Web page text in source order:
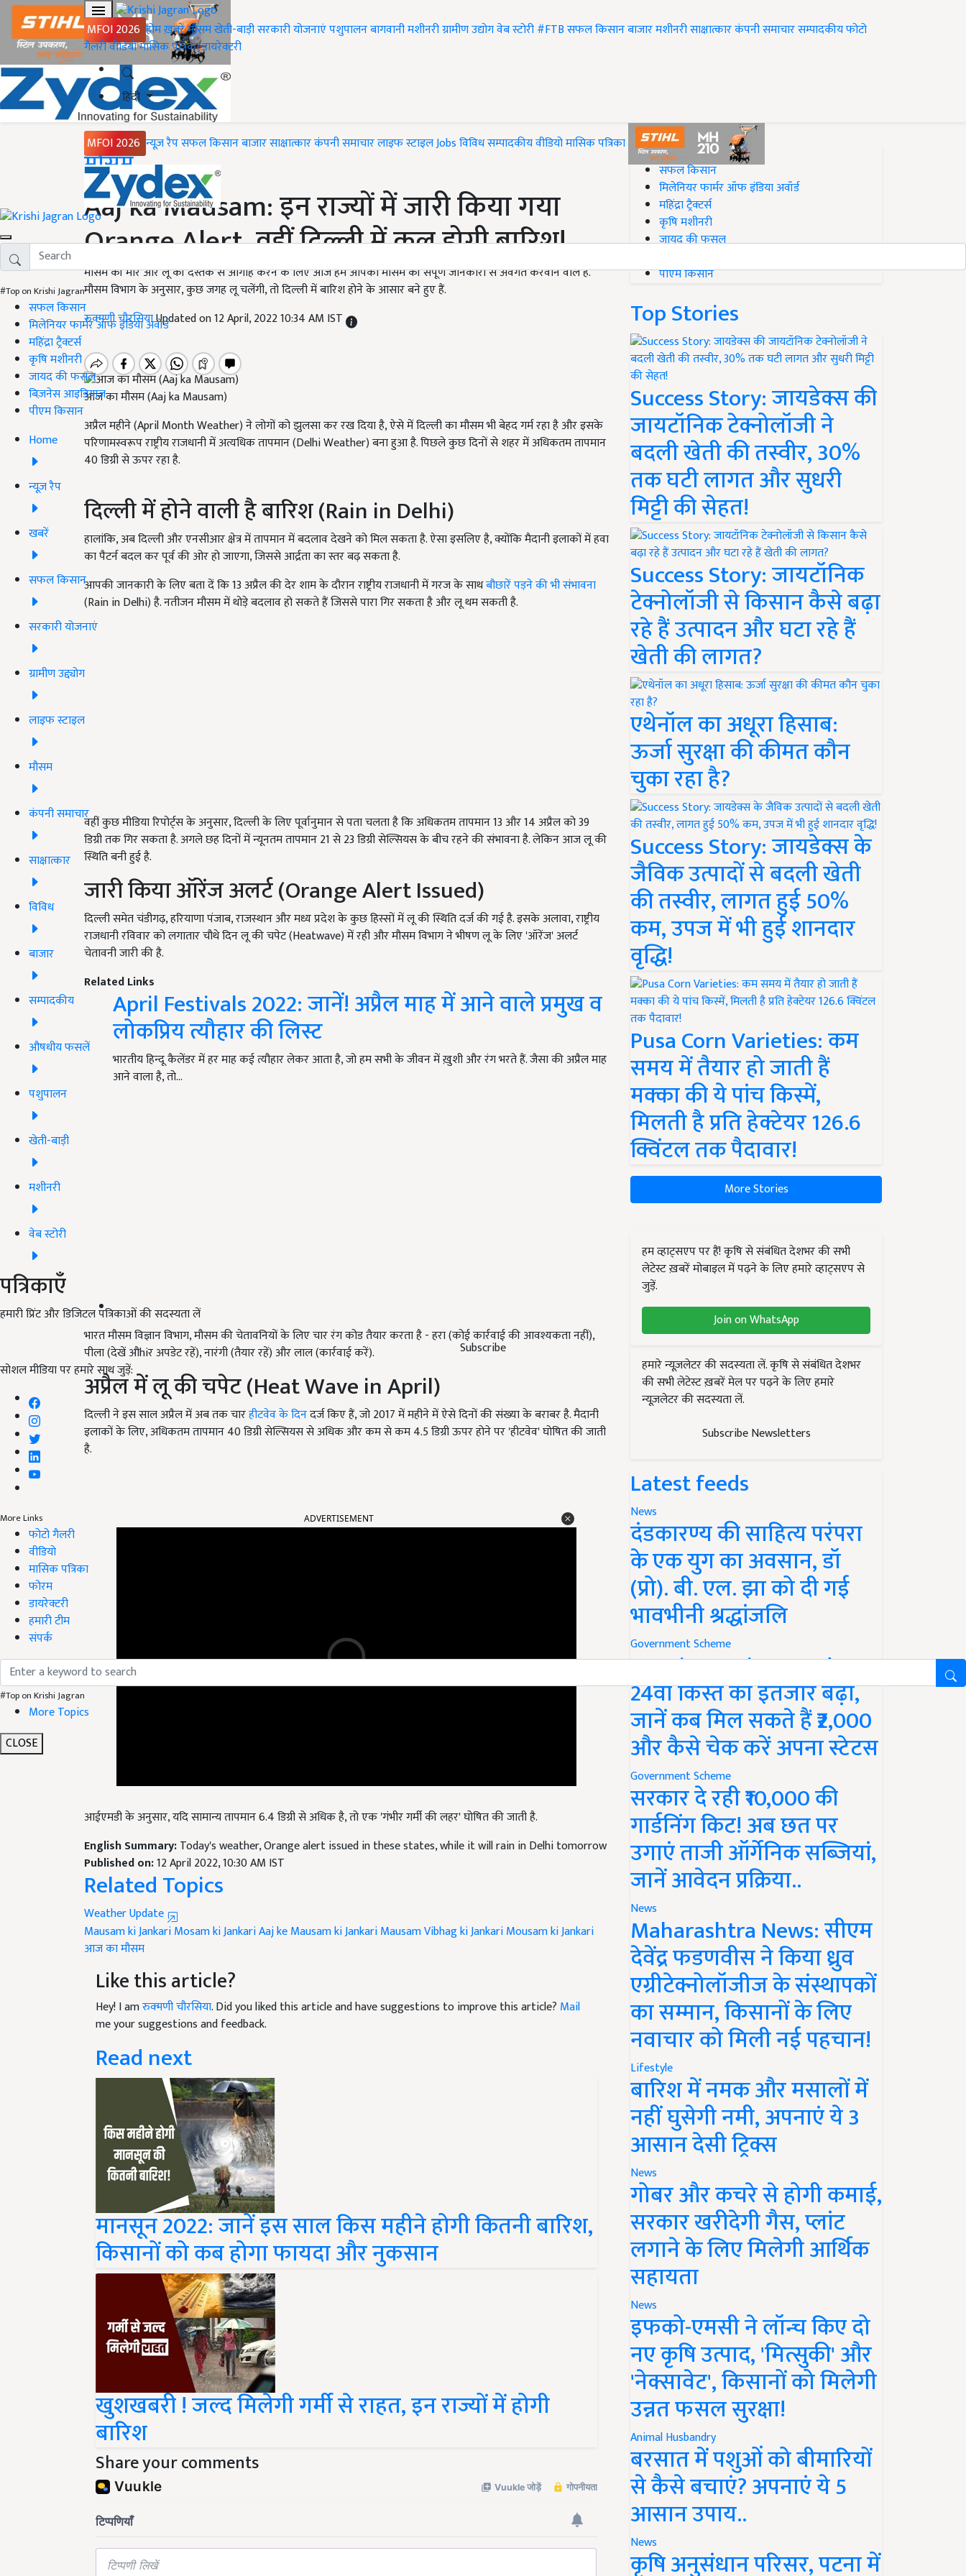
MFOI 2026 होमख़बरेंमौसमखेती-बाड़ीसरकारी योजनाएंपशुपालनबागवानीमशीनरीग्रामीण उद्योगवेब स्टोरी#FTBसफल किसानबाजारमशीनरीसाक्षात्कारकंपनी समाचारसम्पादकीयफोटो
गैलरीवीडियोमासिक पत्रिकाडायरेक्टरी
हिंदी
MFOI 2026 न्यूज़ रैपसफल किसानबाजारसाक्षात्कारकंपनी समाचारलाइफ स्टाइलJobsविविधसम्पादकीयवीडियोमासिक पत्रिका
#Top on Krishi Jagran
सफल किसान
मिलेनियर फार्मर ऑफ इंडिया अवॉर्ड
महिंद्रा ट्रैक्टर्स
कृषि मशीनरी
जायद की फसल
बिज़नेस आइडियाज
पीएम किसान
Home
न्यूज़ रैप
खबरें
सफल किसान
सरकारी योजनाएं
ग्रामीण उद्द्योग
लाइफ स्टाइल
मौसम
कंपनी समाचार
साक्षात्कार
विविध
बाजार
सम्पादकीय
औषधीय फसलें
पशुपालन
खेती-बाड़ी
मशीनरी
वेब स्टोरी
पत्रिकाएँ
हमारी प्रिंट और डिजिटल पत्रिकाओं की सदस्यता लें
Subscribe
सोशल मीडिया पर हमारे साथ जुड़ें:
More Links
फोटो गैलरी
वीडियो
मासिक पत्रिका
फोरम
डायरेक्टरी
हमारी टीम
संपर्क
#Top on Krishi Jagran
More Topics
CLOSE
Home
मौसम
Aaj ka Mausam: इन राज्यों में जारी किया गया
Orange Alert, वहीं दिल्ली में कल होगी बारिश!
मौसम की मार और लू की दस्तक से आगाह करने के लिए आज हम आपको मौसम की संपूर्ण जानकारी से अवगत करवाने वाले हैं.
मौसम विभाग के अनुसार, कुछ जगह लू चलेंगी, तो दिल्ली में बारिश होने के आसार बने हुए हैं.
रुक्मणी चौरसियाUpdated on 12 April, 2022 10:34 AM IST
आज का मौसम (Aaj ka Mausam)
अप्रैल महीने (April Month Weather) ने लोगों को झुलसा कर रख दिया है, ऐसे में दिल्ली का मौसम भी बेहद गर्म रहा है और इसके
परिणामस्वरूप राष्ट्रीय राजधानी में अत्यधिक तापमान (Delhi Weather) बना हुआ है. पिछले कुछ दिनों से शहर में अधिकतम तापमान
40 डिग्री से ऊपर रहा है.
दिल्ली में होने वाली है बारिश (Rain in Delhi)
हालांकि, अब दिल्ली और एनसीआर क्षेत्र में तापमान में बदलाव देखने को मिल सकता है. ऐसा इसलिए है, क्योंकि मैदानी इलाकों में हवा
का पैटर्न बदल कर पूर्व की ओर हो जाएगा, जिससे आर्द्रता का स्तर बढ़ सकता है.
आपकी जानकारी के लिए बता दें कि 13 अप्रैल की देर शाम के दौरान राष्ट्रीय राजधानी में गरज के साथबौछारें पड़ने की भी संभावना
(Rain in Delhi) है. नतीजन मौसम में थोड़े बदलाव हो सकते हैं जिससे पारा गिर सकता है और लू थम सकती है.
वहीं कुछ मीडिया रिपोर्ट्स के अनुसार, दिल्ली के लिए पूर्वानुमान से पता चलता है कि अधिकतम तापमान 13 और 14 अप्रैल को 39
डिग्री तक गिर सकता है. अगले छह दिनों में न्यूनतम तापमान 21 से 23 डिग्री सेल्सियस के बीच रहने की संभावना है. लेकिन आज लू की
स्थिति बनी हुई है.
जारी किया ऑरेंज अलर्ट (Orange Alert Issued)
दिल्ली समेत चंडीगढ़, हरियाणा पंजाब, राजस्थान और मध्य प्रदेश के कुछ हिस्सों में लू की स्थिति दर्ज की गई है. इसके अलावा, राष्ट्रीय
राजधानी रविवार को लगातार चौथे दिन लू की चपेट (Heatwave) में रही और मौसम विभाग ने भीषण लू के लिए 'ऑरेंज' अलर्ट
चेतावनी जारी की है.
Related Links
April Festivals 2022: जानें! अप्रैल माह में आने वाले प्रमुख व
लोकप्रिय त्यौहार की लिस्ट
भारतीय हिन्दू कैलेंडर में हर माह कई त्यौहार लेकर आता है, जो हम सभी के जीवन में ख़ुशी और रंग भरते हैं. जैसा की अप्रैल माह
आने वाला है, तो…
भारत मौसम विज्ञान विभाग, मौसम की चेतावनियों के लिए चार रंग कोड तैयार करता है - हरा (कोई कार्रवाई की आवश्यकता नहीं),
पीला (देखें औhiर अपडेट रहें), नारंगी (तैयार रहें) और लाल (कार्रवाई करें).
अप्रैल में लू की चपेट (Heat Wave in April)
दिल्ली ने इस साल अप्रैल में अब तक चारहीटवेव के दिनदर्ज किए हैं, जो 2017 में महीने में ऐसे दिनों की संख्या के बराबर है. मैदानी
इलाकों के लिए, अधिकतम तापमान 40 डिग्री सेल्सियस से अधिक और कम से कम 4.5 डिग्री ऊपर होने पर 'हीटवेव' घोषित की जाती
है.
English Summary:
Today's weather, Orange alert issued in these states, while it will rain in Delhi tomorrow
Published on:12 April 2022, 10:30 AM IST
Related Topics
Weather Update
Mausam ki JankariMosam ki Jankari
आज का मौसम
Like this article?
Hey! I amरुक्मणी चौरसिया. Did you liked this article and have suggestions to improve this article?
me your suggestions and feedback.
Read next
मानसून 2022: जानें इस साल किस महीने होगी कितनी बारिश,
किसानों को कब होगा फायदा और नुकसान
खुशखबरी ! जल्द मिलेगी गर्मी से राहत, इन राज्यों में होगी
बारिश
Share your comments
#Top on Krishi Jagran
सफल किसान
मिलेनियर फार्मर ऑफ इंडिया अवॉर्ड
महिंद्रा ट्रैक्टर्स
कृषि मशीनरी
जायद की फसल
पीएम किसान
Top Stories
Success Story: जायडेक्स की
जायटॉनिक टेक्नोलॉजी ने
बदली खेती की तस्वीर, 30%
तक घटी लागत और सुधरी
मिट्टी की सेहत!
Success Story: जायटॉनिक
टेक्नोलॉजी से किसान कैसे बढ़ा
रहे हैं उत्पादन और घटा रहे हैं
खेती की लागत?
एथेनॉल का अधूरा हिसाब:
ऊर्जा सुरक्षा की कीमत कौन
चुका रहा है?
Success Story: जायडेक्स के
जैविक उत्पादों से बदली खेती
की तस्वीर, लागत हुई 50%
कम, उपज में भी हुई शानदार
वृद्धि!
Pusa Corn Varieties: कम
समय में तैयार हो जाती हैं
मक्का की ये पांच किस्में,
मिलती है प्रति हेक्टेयर 126.6
क्विंटल तक पैदावार!
More Stories
हम व्हाट्सएप पर हैं! कृषि से संबंधित देशभर की सभी
लेटेस्ट ख़बरें मोबाइल में पढ़ने के लिए हमारे व्हाट्सएप से
जुड़ें.
Join on WhatsApp
हमारे न्यूज़लेटर की सदस्यता लें. कृषि से संबंधित देशभर
की सभी लेटेस्ट ख़बरें मेल पर पढ़ने के लिए हमारे
न्यूज़लेटर की सदस्यता लें.
Subscribe Newsletters
Latest feeds
News
दंडकारण्य की साहित्य परंपरा
के एक युग का अवसान, डॉ
(प्रो). बी. एल. झा को दी गई
भावभीनी श्रद्धांजलि
Government Scheme
PM Kisan Yojana Update:
24वीं किस्त का इंतजार बढ़ा,
जानें कब मिल सकते हैं ₹2,000
और कैसे चेक करें अपना स्टेटस
Government Scheme
सरकार दे रही ₹10,000 की
गार्डनिंग किट! अब छत पर
उगाएं ताजी ऑर्गेनिक सब्जियां,
जानें आवेदन प्रक्रिया..
News
Maharashtra News: सीएम
देवेंद्र फडणवीस ने किया ध्रुव
एग्रीटेक्नोलॉजीज के संस्थापकों
का सम्मान, किसानों के लिए
नवाचार को मिली नई पहचान!
Lifestyle
बारिश में नमक और मसालों में
नहीं घुसेगी नमी, अपनाएं ये 3
आसान देसी ट्रिक्स
News
गोबर और कचरे से होगी कमाई,
सरकार खरीदेगी गैस, प्लांट
लगाने के लिए मिलेगी आर्थिक
सहायता
News
इफको-एमसी ने लॉन्च किए दो
नए कृषि उत्पाद, 'मित्सुकी' और
'नेक्सावेट', किसानों को मिलेगी
उन्नत फसल सुरक्षा!
Animal Husbandry
बरसात में पशुओं को बीमारियों
से कैसे बचाएं? अपनाएं ये 5
आसान उपाय..
News
कृषि अनुसंधान परिसर, पटना में